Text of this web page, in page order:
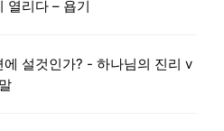
열리다 – 욥기
에 설것인가? - 하나님의 진리 v